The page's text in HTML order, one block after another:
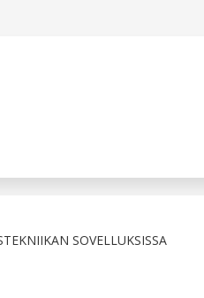
SOVELLUKSISSA